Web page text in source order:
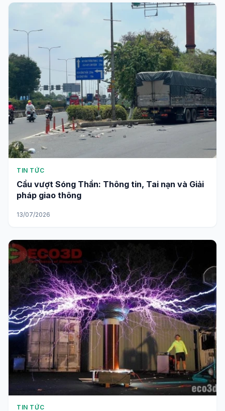
TIN TỨC
Cầu vượt Sóng Thần: Thông tin, Tai nạn và Giải
pháp giao thông
13/07/2026
TIN TỨC